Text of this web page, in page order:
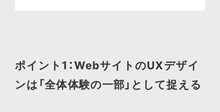
ポイント1：WebサイトのUXデザイ
ンは「全体体験の一部」として捉える